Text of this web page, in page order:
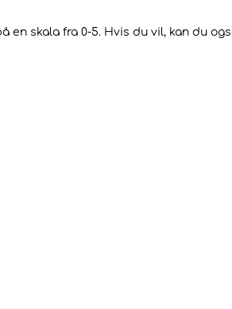
en skala fra 0-5. Hvis du vil, kan du